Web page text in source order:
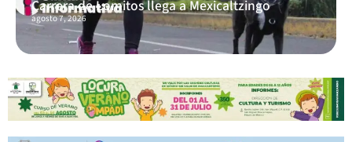
Carrera de Lomitos llega a Mexicaltzingo
agosto 7, 2026